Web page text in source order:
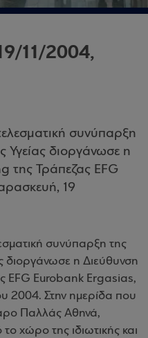
11/2004,
συνύπαρξη
Υγείας διοργάνωσε η
της Τράπεζας EFG
19
συνύπαρξη της
διοργάνωσε η Διεύθυνση
EFG Eurobank Ergasias,
2004. Στην ημερίδα που
Παλλάς Αθηνά,
χώρο της ιδιωτικής και